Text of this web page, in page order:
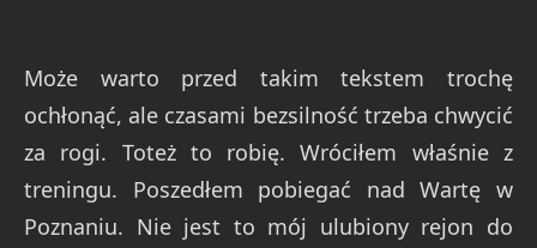
Może warto przed takim tekstem trochę
ochłonąć, ale czasami bezsilność trzeba chwycić
za rogi. Toteż to robię. Wróciłem właśnie z
treningu. Poszedłem pobiegać nad Wartę w
Poznaniu. Nie jest to mój ulubiony rejon do